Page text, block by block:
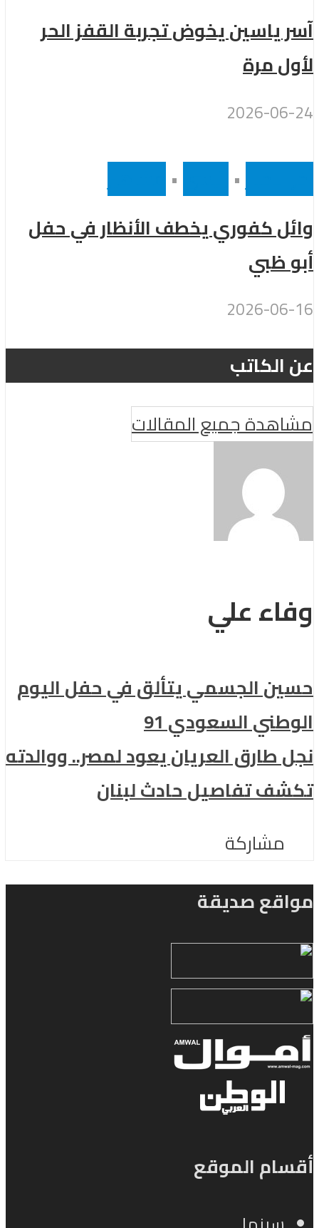
آسر ياسين يخوض تجربة القفز الحر
لأول مرة
2026-06-24
•
•
وائل كفوري يخطف الأنظار في حفل
أبو ظبي
2026-06-16
عن الكاتب
مشاهدة جميع المقالات
وفاء علي
حسين الجسمي يتألق في حفل اليوم
الوطني السعودي 91
نجل طارق العريان يعود لمصر.. ووالدته
تكشف تفاصيل حادث لبنان
مشاركة
مواقع صديقة
أقسام الموقع